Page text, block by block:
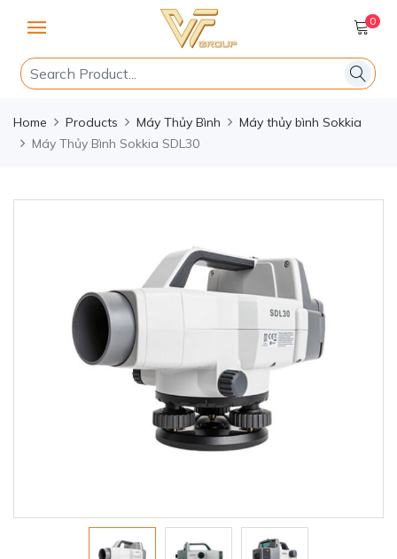
0
Home Products Máy Thủy Bình
Máy thủy bình Sokkia
Máy Thủy Bình Sokkia SDL30